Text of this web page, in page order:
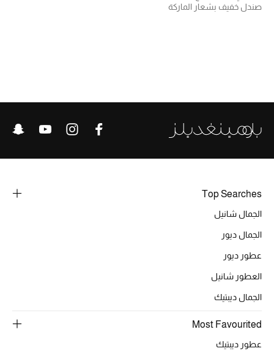
عرض جميع المنتجات
خصومات
الموسم الجديد
حصريًا عبر الإنترنت
جميع إصدارتنا النسائية
صندل خفيف بشعار الماركة
Top Searches
الجمال شانيل
الجمال ديور
عطور ديور
العطور شانيل
الجمال ديبتيك
Most Favourited
عطور ديبتيك